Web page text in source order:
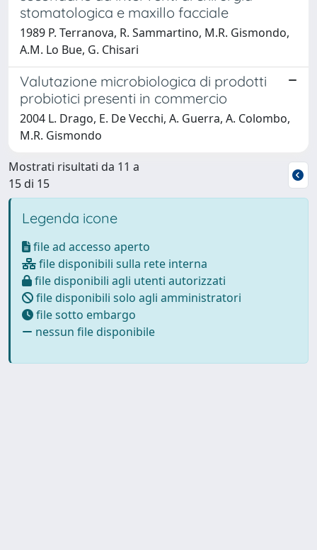
stomatologica e maxillo facciale
1989 P. Terranova, R. Sammartino, M.R. Gismondo,
A.M. Lo Bue, G. Chisari
Valutazione microbiologica di prodotti
probiotici presenti in commercio
2004 L. Drago, E. De Vecchi, A. Guerra, A. Colombo,
M.R. Gismondo
Mostrati risultati da 11 a
15 di 15
Legenda icone
file ad accesso aperto
file disponibili sulla rete interna
file disponibili agli utenti autorizzati
file disponibili solo agli amministratori
file sotto embargo
nessun file disponibile